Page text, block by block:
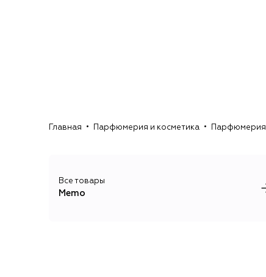
Главная Парфюмерия и косметика Парфюмерия
Все товары
Memo